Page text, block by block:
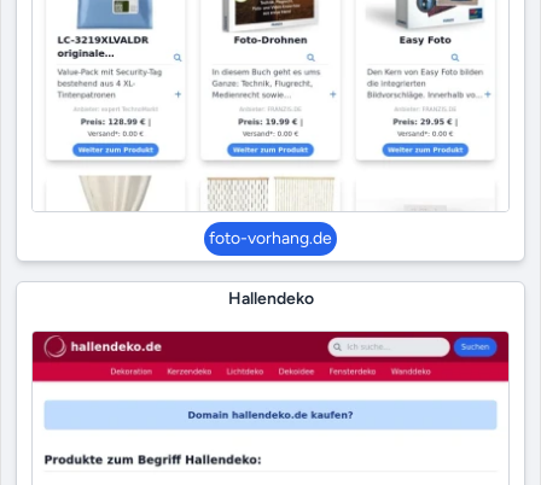
foto-vorhang.de
Hallendeko